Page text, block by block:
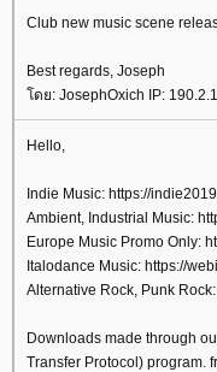
Club new music scene
Best regards, Joseph
ดย: JosephOxich IP:
Hello,
Indie Music: https://
Ambient, Industrial Music:
Europe Music Promo Only:
Italodance Music: https://
Alternative Rock, Punk
Downloads made through
Transfer Protocol) program.